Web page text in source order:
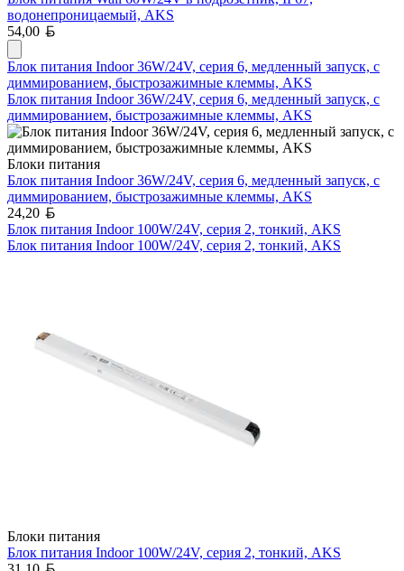
водонепроницаемый, AKS
54,00
Блок питания Indoor 36W/24V, серия 6, медленный запуск, с
диммированием, быстрозажимные клеммы, AKS
Блок питания Indoor 36W/24V, серия 6, медленный запуск, с
диммированием, быстрозажимные клеммы, AKS
Блоки питания
Блок питания Indoor 36W/24V, серия 6, медленный запуск, с
диммированием, быстрозажимные клеммы, AKS
24,20
Блок питания Indoor 100W/24V, серия 2, тонкий, AKS
Блок питания Indoor 100W/24V, серия 2, тонкий, AKS
Блоки питания
Блок питания Indoor 100W/24V, серия 2, тонкий, AKS